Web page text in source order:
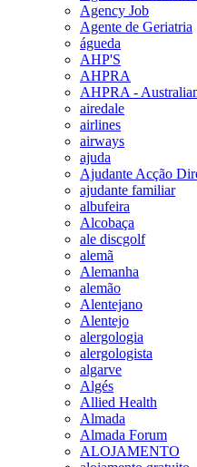
Agency Job
Agente de Geriatria
águeda
AHP'S
AHPRA
AHPRA -
airedale
airlines
airways
ajuda
Ajudante Acção
ajudante familiar
albufeira
Alcobaça
ale discgolf
alemã
Alemanha
alemão
Alentejano
Alentejo
alergologia
alergologista
algarve
Algés
Allied Health
Almada
Almada Forum
ALOJAMENTO